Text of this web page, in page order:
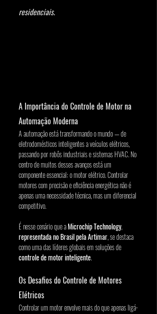
residenciais.
A Importância do Controle de Motor na
Automação Moderna
A automação está transformando o mundo — de
eletrodomésticos inteligentes a veículos elétricos,
passando por robôs industriais e sistemas HVAC. No
centro de muitos desses avanços está um
componente essencial: o motor elétrico. Controlar
motores com precisão e eficiência energética não é
apenas uma necessidade técnica, mas um diferencial
competitivo.
É nesse cenário que a Microchip Technology,
representada no Brasil pela Artimar, se destaca
como uma das líderes globais em soluções de
controle de motor inteligente.
Os Desafios do Controle de Motores
Elétricos
Controlar um motor envolve mais do que apenas ligá-